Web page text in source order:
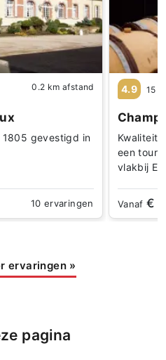
0.2 km afstand
1805 gevestigd in
10 ervaringen
4.9 15
Kwaliteit
een tour,
vlakbij
Vanaf€
ervaringen »
pagina